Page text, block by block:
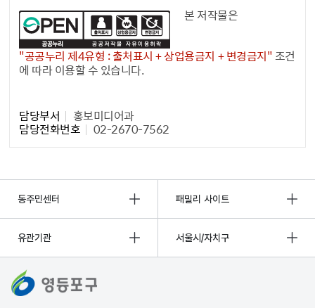
본 저작물은
"공공누리 제4유형 : 출처표시 + 상업용금지 + 변경금지"조건
에 따라 이용할 수 있습니다.
담당부서 홍보미디어과
담당전화번호 02-2670-7562
동주민센터 패밀리 사이트
유관기관 서울시/자치구